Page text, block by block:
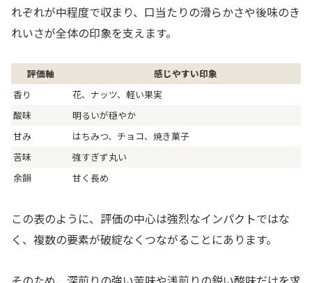
れぞれが中程度で収まり、口当たりの滑らかさや後味のき
れいさが全体の印象を支えます。
評価軸
感じやすい印象
香り
花、ナッツ、軽い果実
酸味
明るいが穏やか
甘み
はちみつ、チョコ、焼き菓子
苦味
強すぎず丸い
余韻
甘く長め
この表のように、評価の中心は強烈なインパクトではな
く、複数の要素が破綻なくつながることにあります。